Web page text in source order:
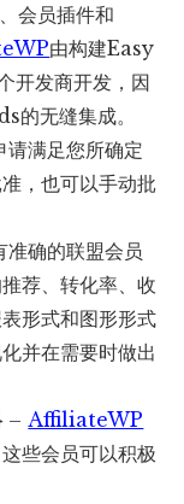
会员插件和
由构建Easy
发商开发，因
无缝集成。
满足您所确定
，也可以手动批
准确的联盟会员
荐、转化率、收
形式和图形形式
并在需要时做出
– AffiliateWP
些会员可以积极